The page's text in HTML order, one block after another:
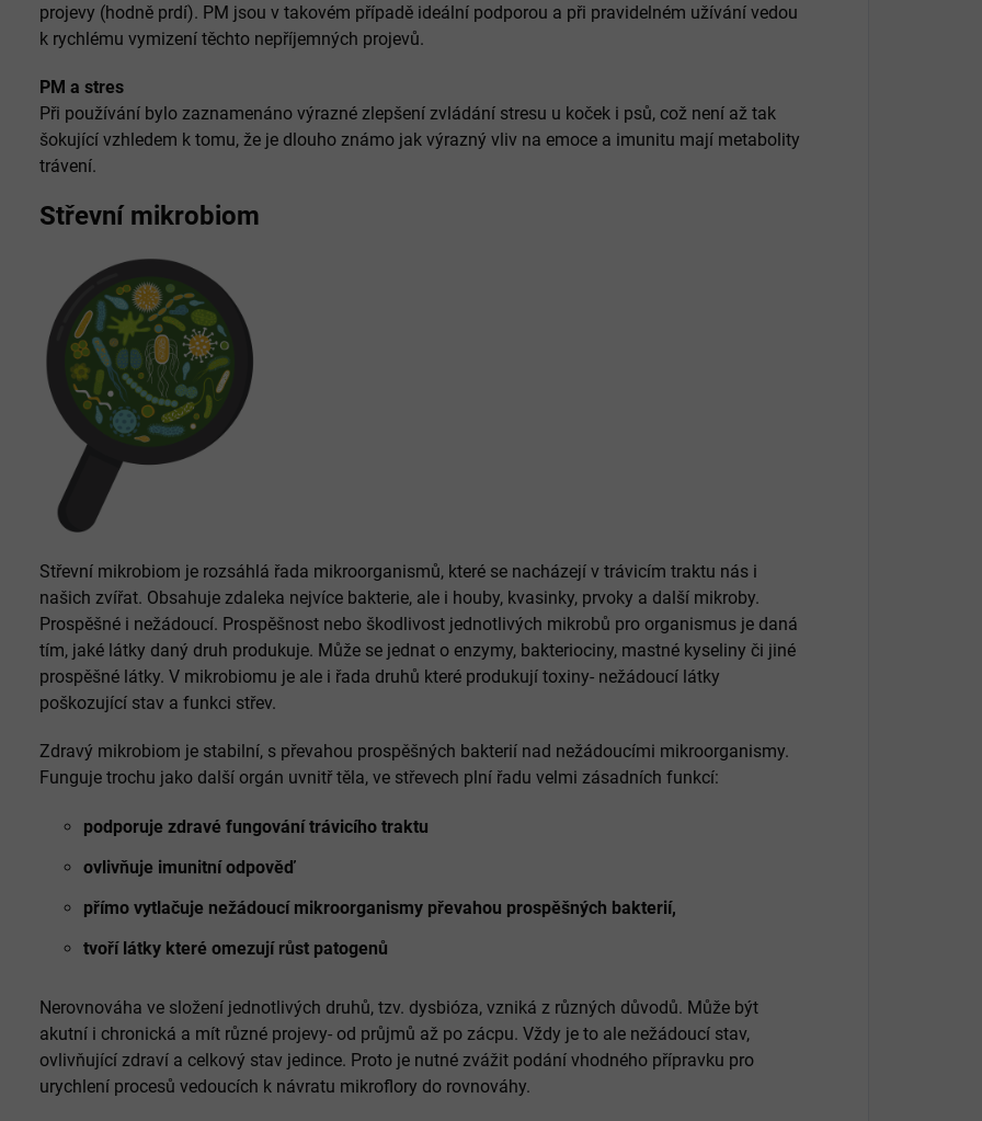
projevy (hodně prdí). PM jsou v takovém případě ideální podporou a při pravidelném užívání vedou
k rychlému vymizení těchto nepříjemných projevů.
PM a stres
Při používání bylo zaznamenáno výrazné zlepšení zvládání stresu u koček i psů, což není až tak
šokující vzhledem k tomu, že je dlouho známo jak výrazný vliv na emoce a imunitu mají metabolity
trávení.
Střevní mikrobiom
Střevní mikrobiom je rozsáhlá řada mikroorganismů, které se nacházejí v trávicím traktu nás i
našich zvířat. Obsahuje zdaleka nejvíce bakterie, ale i houby, kvasinky, prvoky a další mikroby.
Prospěšné i nežádoucí. Prospěšnost nebo škodlivost jednotlivých mikrobů pro organismus je daná
tím, jaké látky daný druh produkuje. Může se jednat o enzymy, bakteriociny, mastné kyseliny či jiné
prospěšné látky. V mikrobiomu je ale i řada druhů které produkují toxiny- nežádoucí látky
poškozující stav a funkci střev.
Zdravý mikrobiom je stabilní, s převahou prospěšných bakterií nad nežádoucími mikroorganismy.
Funguje trochu jako další orgán uvnitř těla, ve střevech plní řadu velmi zásadních funkcí:
podporuje zdravé fungování trávicího traktu
ovlivňuje imunitní odpověď
přímo vytlačuje nežádoucí mikroorganismy převahou prospěšných bakterií,
tvoří látky které omezují růst patogenů
Nerovnováha ve složení jednotlivých druhů, tzv. dysbióza, vzniká z různých důvodů. Může být
akutní i chronická a mít různé projevy- od průjmů až po zácpu. Vždy je to ale nežádoucí stav,
ovlivňující zdraví a celkový stav jedince. Proto je nutné zvážit podání vhodného přípravku pro
urychlení procesů vedoucích k návratu mikroflory do rovnováhy.